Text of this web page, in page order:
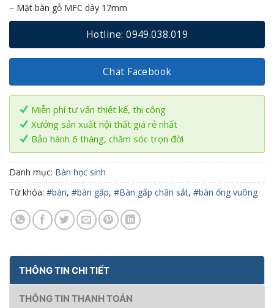
– Mặt bàn gỗ MFC dày 17mm
Hotline: 0949.038.019
Chat Facebook
Miễn phí tư vấn thiết kế, thi công
Xưởng sản xuất nội thất giá rẻ nhất
Bảo hành 6 tháng, chăm sóc trọn đời
Danh mục: Bàn học sinh
Từ khóa: #bàn, #bàn gấp, #Bàn gấp chân sắt, #bàn ống vuông
THÔNG TIN CHI TIẾT
THÔNG TIN THANH TOÁN